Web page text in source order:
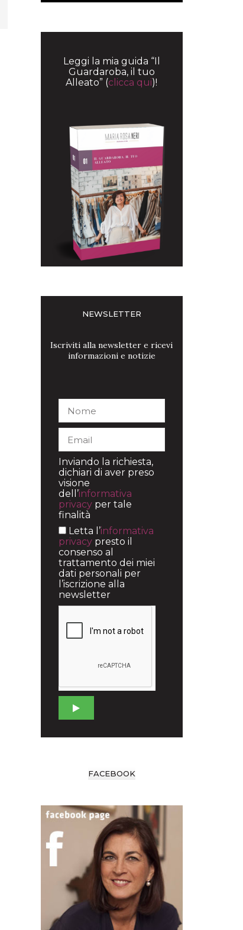
Leggi la mia guida “Il
Guardaroba, il tuo
Alleato” (clicca qui)!
NEWSLETTER
Iscriviti alla newsletter e ricevi
informazioni e notizie
Inviando la richiesta,
dichiari di aver preso
visione
dell’informativa
privacyper tale
finalità
Letta l’informativa
privacypresto il
consenso al
trattamento dei miei
dati personali per
l’iscrizione alla
newsletter
FACEBOOK